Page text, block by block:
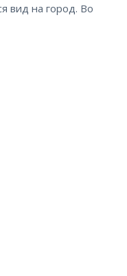
вид на город. Во